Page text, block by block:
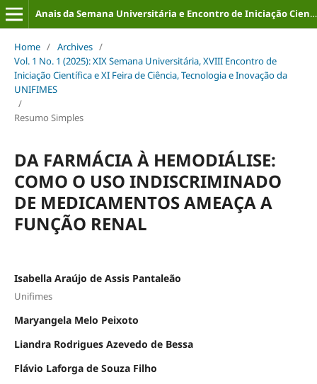
Anais da Semana Universitária e Encontro de Iniciação Científica (ISSN: 2316-8226)
Home / Archives /
Vol. 1 No. 1 (2025): XIX Semana Universitária, XVIII Encontro de
Iniciação Científica e XI Feira de Ciência, Tecnologia e Inovação da
UNIFIMES
/
Resumo Simples
DA FARMÁCIA À HEMODIÁLISE:
COMO O USO INDISCRIMINADO
DE MEDICAMENTOS AMEAÇA A
FUNÇÃO RENAL
Isabella Araújo de Assis Pantaleão
Unifimes
Maryangela Melo Peixoto
Liandra Rodrigues Azevedo de Bessa
Flávio Laforga de Souza Filho